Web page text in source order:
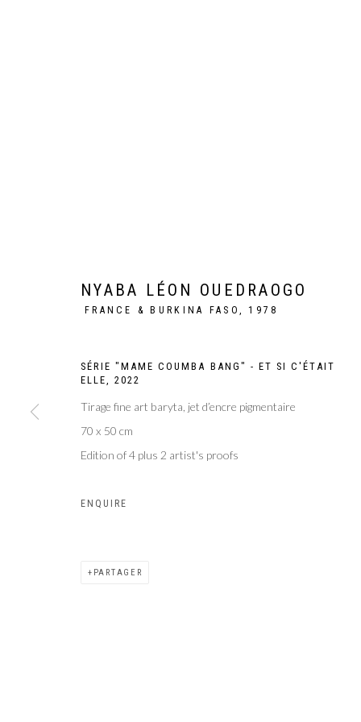
Privacy Policy Manage cookies
COPYRIGHT CP ART 2026 SITE BY ARTLOGIC
NYABA LÉON OUEDRAOGO
FRANCE & BURKINA FASO, 1978
SÉRIE "MAME COUMBA BANG" - ET SI C'ÉTAIT
ELLE,2022
Tirage fine art baryta, jet d’encre pigmentaire
70 x 50 cm
Edition of 4 plus 2 artist's proofs
ENQUIRE
PARTAGER